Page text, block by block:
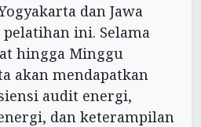
dan Jawa
ini. Selama
hingga Minggu
akan mendapatkan
audit energi,
dan keterampilan